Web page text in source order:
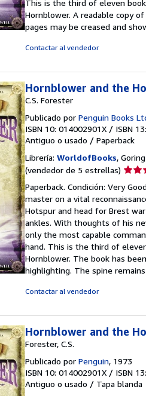
This is the third of eleven
Hornblower. A readable copy
pages may be creased and
Contactar al vendedor
Hornblower and the
C.S. Forester
Publicado por Penguin Books
ISBN 10: 014002901X / ISBN
Antiguo o usado / Paperback
Librería: WorldofBooks,
(vendedor de 5 estrellas)
5
de
5
Paperback. Condición: Very
master on a vital
Hotspur and head for Brest
ankles. With thoughts of his
only the most capable
hand. This is the third of
Hornblower. The book has
highlighting. The spine
Contactar al vendedor
Hornblower and the
Forester, C.S.
Publicado por Penguin, 1973
ISBN 10: 014002901X / ISBN
Antiguo o usado / Tapa blanda